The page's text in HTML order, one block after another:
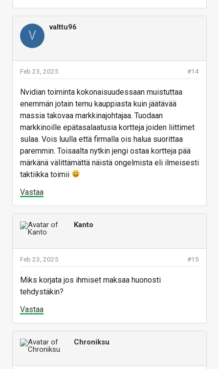
V
valttu96
#14
Feb 23, 2025
Nvidian toiminta kokonaisuudessaan muistuttaa
enemmän jotain temu kauppiasta kuin jäätävää
massia takovaa markkinajohtajaa. Tuodaan
markkinoille epätasalaatusia kortteja joiden liittimet
sulaa. Vois luulla että firmalla ois halua suorittaa
paremmin. Toisaalta nytkin jengi ostaa kortteja pää
märkänä välittämättä näistä ongelmista eli ilmeisesti
taktiikka toimii
Vastaa
Kanto
#15
Feb 23, 2025
Miks korjata jos ihmiset maksaa huonosti
tehdystäkin?
Vastaa
Chroniksu